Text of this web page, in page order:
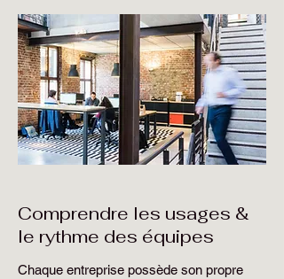
Comprendre les usages &
le rythme des équipes
Chaque entreprise possède son propre